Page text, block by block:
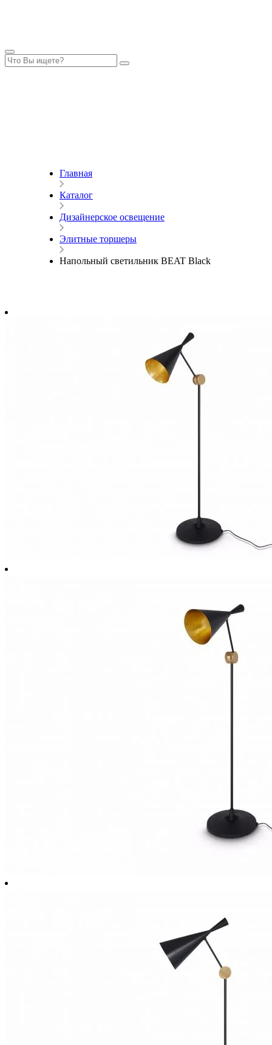
Главная
Каталог
Дизайнерское освещение
Элитные торшеры
Напольный светильник BEAT Black